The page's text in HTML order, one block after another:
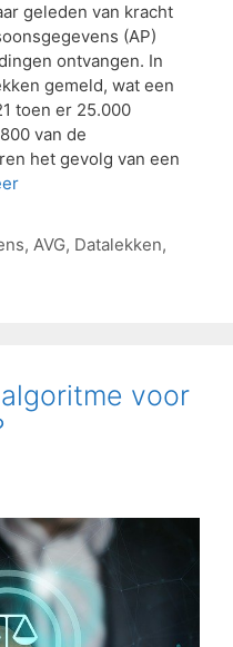
geleden van kracht
(AP)
ontvangen. In
gemeld, wat een
toen er 25.000
van de
het gevolg van een
, AVG, Datalekken,
voor